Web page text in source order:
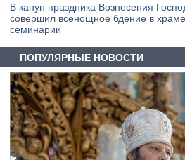
В канун праздника Вознесения
совершил всенощное бдение в
семинарии
ПОПУЛЯРНЫЕ НОВОСТИ